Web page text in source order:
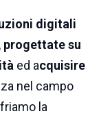
digitali
progettate su
ed acquisire
nel campo
la